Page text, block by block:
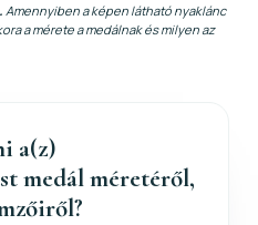
Amennyiben a képen látható nyaklánc
a mérete a medálnak és milyen az
a(z)
medál méretéről,